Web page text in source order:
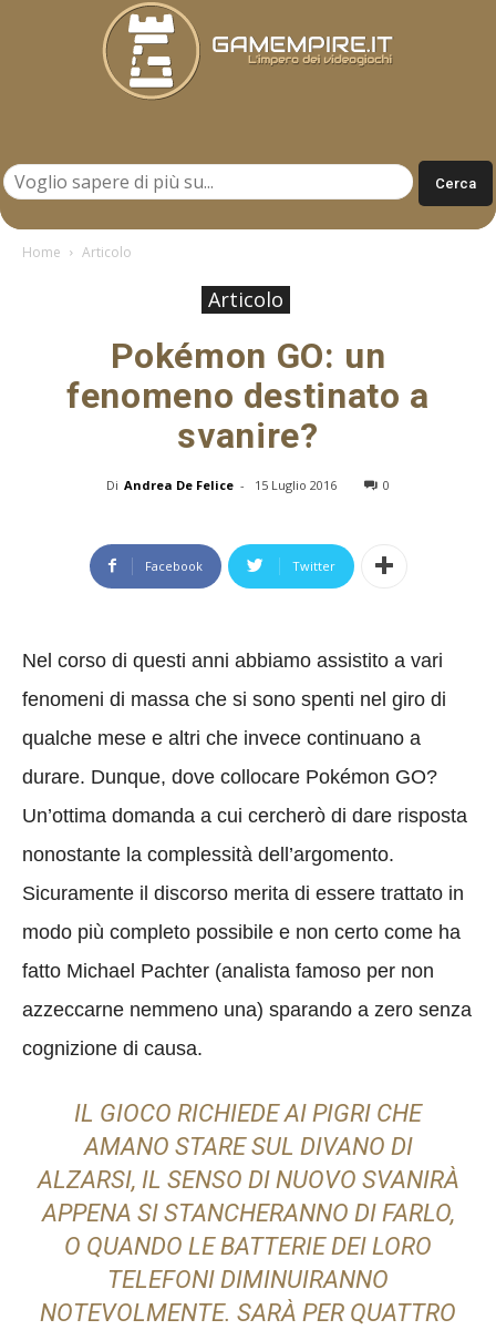
Home Articolo
Articolo
Pokémon GO: un
fenomeno destinato a
svanire?
Di Andrea De Felice - 15 Luglio 2016 0
Facebook Twitter
Nel corso di questi anni abbiamo assistito a vari
fenomeni di massa che si sono spenti nel giro di
qualche mese e altri che invece continuano a
durare. Dunque, dove collocare Pokémon GO?
Un’ottima domanda a cui cercherò di dare risposta
nonostante la complessità dell’argomento.
Sicuramente il discorso merita di essere trattato in
modo più completo possibile e non certo come ha
fatto Michael Pachter (analista famoso per non
azzeccarne nemmeno una) sparando a zero senza
cognizione di causa.
IL GIOCO RICHIEDE AI PIGRI CHE
AMANO STARE SUL DIVANO DI
ALZARSI, IL SENSO DI NUOVO SVANIRÀ
APPENA SI STANCHERANNO DI FARLO,
O QUANDO LE BATTERIE DEI LORO
TELEFONI DIMINUIRANNO
NOTEVOLMENTE. SARÀ PER QUATTRO